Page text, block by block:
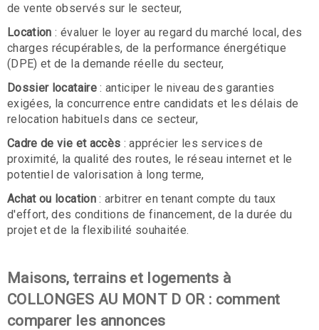
de vente observés sur le secteur,
Location : évaluer le loyer au regard du marché local, des
charges récupérables, de la performance énergétique
(DPE) et de la demande réelle du secteur,
Dossier locataire: anticiper le niveau des garanties
exigées, la concurrence entre candidats et les délais de
relocation habituels dans ce secteur,
Cadre de vie et accès : apprécier les services de
proximité, la qualité des routes, le réseau internet et le
potentiel de valorisation à long terme,
Achat ou location: arbitrer en tenant compte du taux
d'effort, des conditions de financement, de la durée du
projet et de la flexibilité souhaitée.
Maisons, terrains et logements à
COLLONGES AU MONT D OR : comment
comparer les annonces